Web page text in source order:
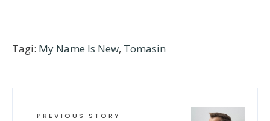
Tagi: My Name Is New, Tomasin
PREVIOUS STORY